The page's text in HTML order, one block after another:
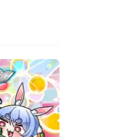
행됩니다.